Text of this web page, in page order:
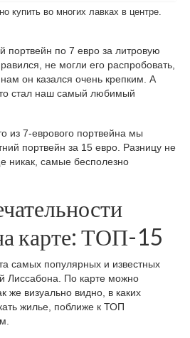
купить во многих лавках в центре.
по 7 евро за литровую
не могли его распробовать,
нам он казался очень крепким. А
стал наш самый любимый
из 7-еврового портвейна мы
портвейн за 15 евро. Разницу не
никак, самые бесполезно
карте: ТОП-15
самых популярных и известных
Лиссабона. По карте можно
же визуально видно, в каких
жилье, поближе к ТОП